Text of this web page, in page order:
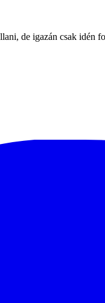
de igazán csak idén